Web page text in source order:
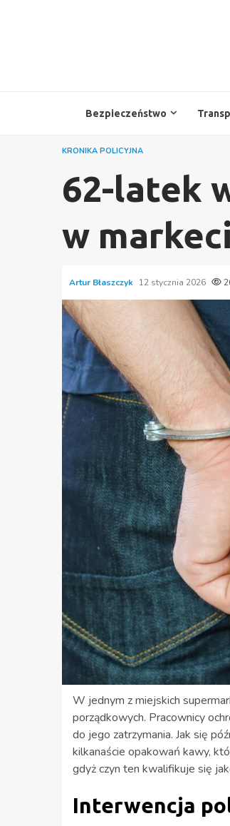
Bezpieczeństwo
KRONIKA POLICYJNA
62-latek
w
Artur Błaszczyk 12 stycznia 2026
W jednym z miejskich
porządkowych. Pracownicy
do jego zatrzymania. Jak się
kilkanaście opakowań kawy,
gdyż czyn ten kwalifikuje się
Interwencja